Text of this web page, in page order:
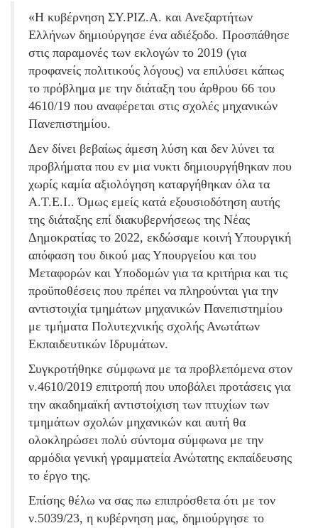
«Η κυβέρνηση ΣΥ.ΡΙΖ.Α. και Ανεξαρτήτων
Ελλήνων δημιούργησε ένα αδιέξοδο. Προσπάθησε
στις παραμονές των εκλογών το 2019 (για
προφανείς πολιτικούς λόγους) να επιλύσει κάπως
το πρόβλημα με την διάταξη του άρθρου 66 του
4610/19 που αναφέρεται στις σχολές μηχανικών
Πανεπιστημίου.
Δεν δίνει βεβαίως άμεση λύση και δεν λύνει τα
προβλήματα που εν μια νυκτι δημιουργήθηκαν που
χωρίς καμία αξιολόγηση καταργήθηκαν όλα τα
Α.Τ.Ε.Ι.. Όμως εμείς κατά εξουσιοδότηση αυτής
της διάταξης επί διακυβερνήσεως της Νέας
Δημοκρατίας το 2022, εκδώσαμε κοινή Υπουργική
απόφαση του δικού μας Υπουργείου και του
Μεταφορών και Υποδομών για τα κριτήρια και τις
προϋποθέσεις που πρέπει να πληρούνται για την
αντιστοιχία τμημάτων μηχανικών Πανεπιστημίου
με τμήματα Πολυτεχνικής σχολής Ανωτάτων
Εκπαιδευτικών Ιδρυμάτων.
Συγκροτήθηκε σύμφωνα με τα προβλεπόμενα στον
ν.4610/2019 επιτροπή που υποβάλει προτάσεις για
την ακαδημαϊκή αντιστοίχιση των πτυχίων των
τμημάτων σχολών μηχανικών και αυτή θα
ολοκληρώσει πολύ σύντομα σύμφωνα με την
αρμόδια γενική γραμματεία Ανώτατης εκπαίδευσης
το έργο της.
Επίσης θέλω να σας πω επιπρόσθετα ότι με τον
ν.5039/23, η κυβέρνηση μας, δημιούργησε το